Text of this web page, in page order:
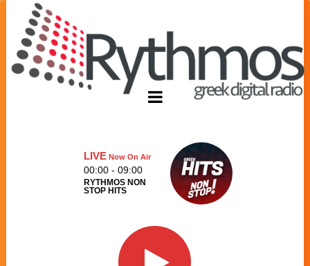
LIVENow On Air
00:00 - 09:00
RYTHMOS NON
STOP HITS